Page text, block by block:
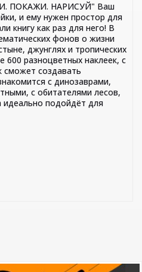
ПОКАЖИ. НАРИСУЙ" Ваш
и ему нужен простор для
книгу как раз для него! В
фонов о жизни
джунглях и тропических
600 разноцветных наклеек, с
создавать
с динозаврами,
с обитателями лесов,
идеально подойдёт для